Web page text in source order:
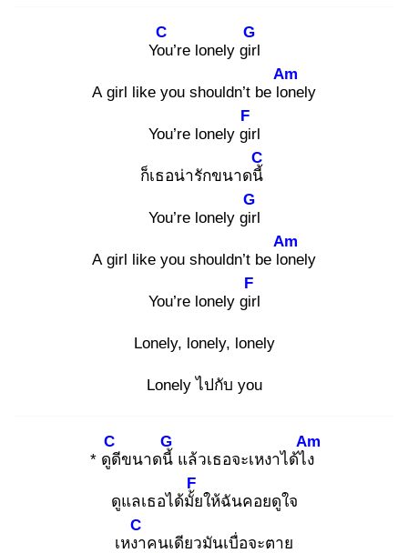
You
C
’re lonely girl
G
A girl like you shouldn’t be lon
Am
ely
You’re lonely gir
F
l
ก็เธอน่ารักขนาดนี้
C
You’re lonely girl
G
A girl like you shouldn’t be lon
Am
ely
You’re lonely girl
F
Lonely, lonely, lonely
Lonely ไปกับ you
* ดูดี
C
ขนาดนี้
G
แล้วเธอจะเหงาได้ไง
Am
ดูแลเธอได้มั้ย
F
ให้ฉันคอยดูใจ
เหงา
C
คนเดียวมันเบื่อจะตาย